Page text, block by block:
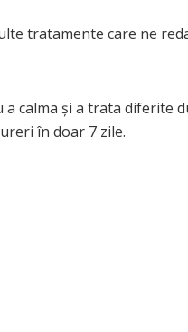
tratamente care ne
calma și a trata diferite
în doar 7 zile.